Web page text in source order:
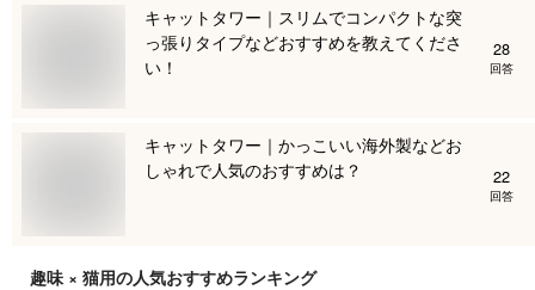
キャットタワー｜スリムでコンパクトな突
っ張りタイプなどおすすめを教えてくださ
い！
28
回答
キャットタワー｜かっこいい海外製などお
しゃれで人気のおすすめは？
22
回答
趣味 × 猫用の人気おすすめランキング